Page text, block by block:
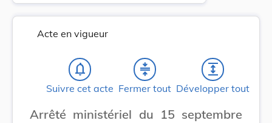
Acte en vigueur
notifications_none
Suivre cet acte
compress
Fermer tout
expand
Développer tout
Arrêté ministériel du 15 septembre